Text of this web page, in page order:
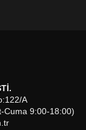
A
Cuma 9:00-18:00)